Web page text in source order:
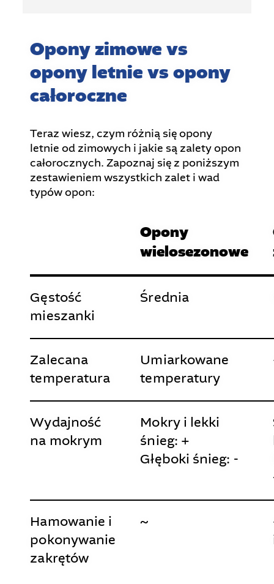
Opony zimowe vs
opony letnie vs opony
całoroczne
Teraz wiesz, czym różnią się opony
letnie od zimowych i jakie są zalety opon
całorocznych. Zapoznaj się z poniższym
zestawieniem wszystkich zalet i wad
typów opon:
Opony
wielosezonowe
Gęstość
mieszanki
Średnia
Zalecana
temperatura
Umiarkowane
temperatury
Wydajność
na mokrym
Mokry i lekki
śnieg: +
Głęboki śnieg: -
Hamowanie i
pokonywanie
zakrętów
~